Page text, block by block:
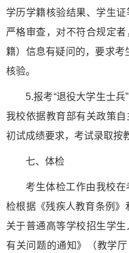
学历学籍核验结果、学生
严格审查，对不符合规定
籍）信息有疑问的，要求
核验。
5.报考“退役大学生士兵
我校依据教育部有关政策
初试成绩要求，考试录取按
七、体检
考生体检工作由我校
检根据《残疾人教育条例
关于普通高等学校招生学
有关问题的通知》（教学